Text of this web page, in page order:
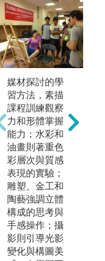
展演實踐法：
透過校外展演
發表藝術與設
計的學習成
效，藉此訓練
學生統籌規
劃、視覺設
計、空間布
置、媒體宣傳
等能力。
圖解:2021年畢
業展於華山文
創園區舉行
媒材探討的學
習方法，素描
課程訓練觀察
力和形體掌握
能力；水彩和
油畫則著重色
彩層次與質感
表現的實驗；
雕塑、金工和
陶藝強調立體
構成的思考與
手感操作；攝
影則引導光影
變化與構圖美